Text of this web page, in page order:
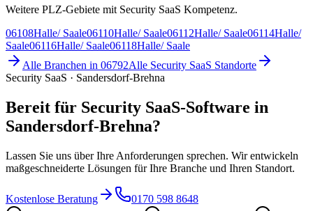
Weitere PLZ-Gebiete mit Security SaaS Kompetenz.
06108Halle/ Saale06110Halle/ Saale06112Halle/ Saale06114Halle/
Saale06116Halle/ Saale06118Halle/ Saale
Alle Branchen in 06792Alle Security SaaS Standorte
Security SaaS · Sandersdorf-Brehna
Bereit für Security SaaS-Software in
Sandersdorf-Brehna?
Lassen Sie uns über Ihre Anforderungen sprechen. Wir entwickeln
maßgeschneiderte Lösungen für Ihre Branche und Ihren Standort.
Kostenlose Beratung
0170 598 8648